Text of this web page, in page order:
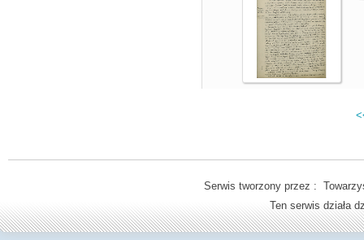
Serwis tworzony przez :
Ten serwis działa